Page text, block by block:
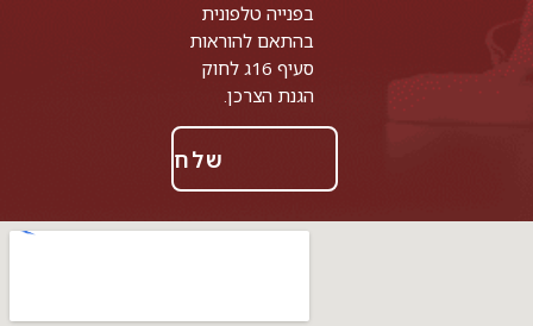
בפנייה טלפונית
בהתאם להוראות
סעיף 16ג לחוק
הגנת הצרכן.